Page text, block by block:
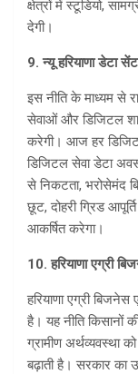
क्षेत्रों में स्टूडियो,
देगी।
9. न्यू हरियाणा डेटा
इस नीति के माध्यम से
सेवाओं और डिजिटल
करेगी। आज हर
डिजिटल सेवा डेटा
से निकटता, भरोसेमंद
छूट, दोहरी ग्रिड
आकर्षित करेगा।
10. हरियाणा एग्री
हरियाणा एग्री बिजनेस
है। यह नीति किसानों
ग्रामीण अर्थव्यवस्था
बढ़ाती है। सरकार का